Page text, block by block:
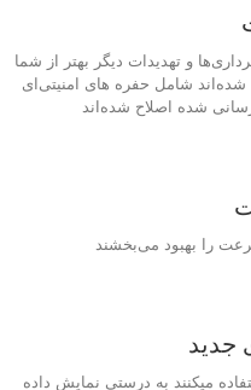
و تهدیدات دیگر بهتر از شما
شامل حفره های امنیتی‌ای
را بهبود می‌بخشند
جدید
میکنند به درستی نمایش داده